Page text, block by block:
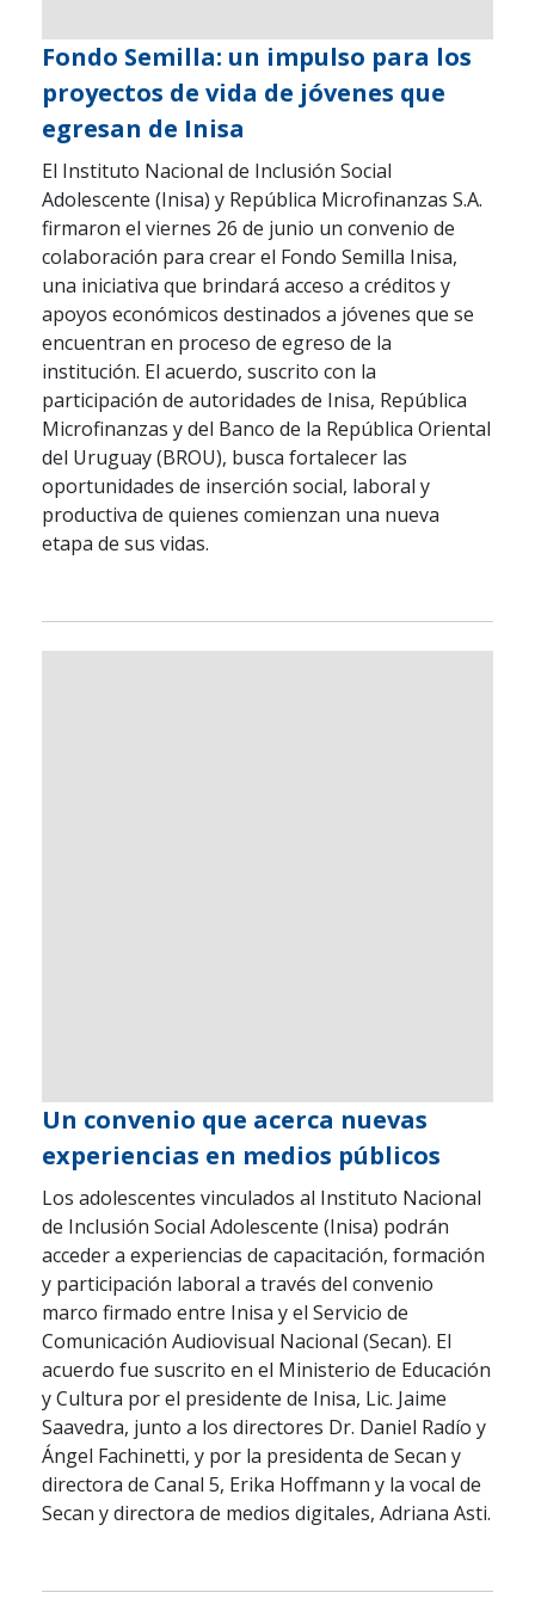
Fondo Semilla: un impulso para los
proyectos de vida de jóvenes que
egresan de Inisa
El Instituto Nacional de Inclusión Social
Adolescente (Inisa) y República Microfinanzas S.A.
firmaron el viernes 26 de junio un convenio de
colaboración para crear el Fondo Semilla Inisa,
una iniciativa que brindará acceso a créditos y
apoyos económicos destinados a jóvenes que se
encuentran en proceso de egreso de la
institución. El acuerdo, suscrito con la
participación de autoridades de Inisa, República
Microfinanzas y del Banco de la República Oriental
del Uruguay (BROU), busca fortalecer las
oportunidades de inserción social, laboral y
productiva de quienes comienzan una nueva
etapa de sus vidas.
Un convenio que acerca nuevas
experiencias en medios públicos
Los adolescentes vinculados al Instituto Nacional
de Inclusión Social Adolescente (Inisa) podrán
acceder a experiencias de capacitación, formación
y participación laboral a través del convenio
marco firmado entre Inisa y el Servicio de
Comunicación Audiovisual Nacional (Secan). El
acuerdo fue suscrito en el Ministerio de Educación
y Cultura por el presidente de Inisa, Lic. Jaime
Saavedra, junto a los directores Dr. Daniel Radío y
Ángel Fachinetti, y por la presidenta de Secan y
directora de Canal 5, Erika Hoffmann y la vocal de
Secan y directora de medios digitales, Adriana Asti.